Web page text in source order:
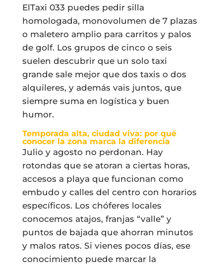
ElTaxi 033 puedes pedir silla
homologada, monovolumen de 7 plazas
o maletero amplio para carritos y palos
de golf. Los grupos de cinco o seis
suelen descubrir que un solo taxi
grande sale mejor que dos taxis o dos
alquileres, y además vais juntos, que
siempre suma en logística y buen
humor.
Temporada alta, ciudad viva: por qué
conocer la zona marca la diferencia
Julio y agosto no perdonan. Hay
rotondas que se atoran a ciertas horas,
accesos a playa que funcionan como
embudo y calles del centro con horarios
específicos. Los chóferes locales
conocemos atajos, franjas “valle” y
puntos de bajada que ahorran minutos
y malos ratos. Si vienes pocos días, ese
conocimiento puede marcar la